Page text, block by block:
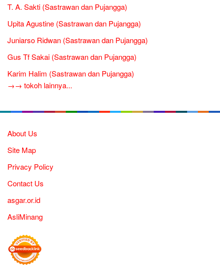
T. A. Sakti (Sastrawan dan Pujangga)
Upita Agustine (Sastrawan dan Pujangga)
Juniarso Ridwan (Sastrawan dan Pujangga)
Gus Tf Sakai (Sastrawan dan Pujangga)
Karim Halim (Sastrawan dan Pujangga)
→→ tokoh lainnya...
About Us
Site Map
Privacy Policy
Contact Us
asgar.or.id
AsliMinang